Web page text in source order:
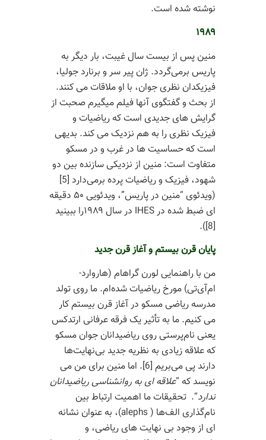
نوشته شده است.
۱۹۸۹
منین پس از بیست سال غیبت، بار دیگر به
پاریس برمی‌گردد. ژان پیر سر و برنارد جولیا،
فیزیکدان نظری جوان، با او ملاقات می کنند.
از بحث و گفتگوی آنها فیلم میگیرم صحبت از
گرایش های جدیدی است که ریاضیات و
فیزیک نظری را به هم نزدیک می کند. بدیهی
است که حساسیت ها در غرب و در مسکو
متفاوت است: منین از نزدیکی سازنده بین دو
شهود، فیزیک و ریاضیات پرده برمی‌دارد [5]
(ویدئوی “منین در پاریس”، ویدئویی ۵۰ دقیقه
ای ضبط شده در IHES در سال ۱۹۸۹را ببینید
[8]).
پایان قرن بیستم و آغاز قرن جدید
من با راهنمایی لورن گراهام (هاروارد-
ام‌آی‌تی) مورخ ریاضیات شده‌ام. ما روی تولد
مدرسه ریاضی مسکو در آغاز قرن بیستم کار
می کنیم. ما به تأثیر یک فرقه عرفانی ارتدکس
یعنی نام‌پرستی روی ریاضیدانان جوان مسکو
که علاقه زیادی به نظریه جدید بی‌نهایت‌ها
دارند پی‌ می‌بریم [6]. اما منین برای من می
نویسد که “علاقه ای به روانشناسی ریاضیدانان
ندارد“. تحقیقات ما اهمیت ارتباط بین
نام‌گذاری الف‌ها ( alephs)، به عنوان نشانه
ای از وجود بی نهایت های ریاضی، و